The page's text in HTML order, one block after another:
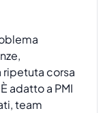
ripetuta corsa
adatto a PMI
team